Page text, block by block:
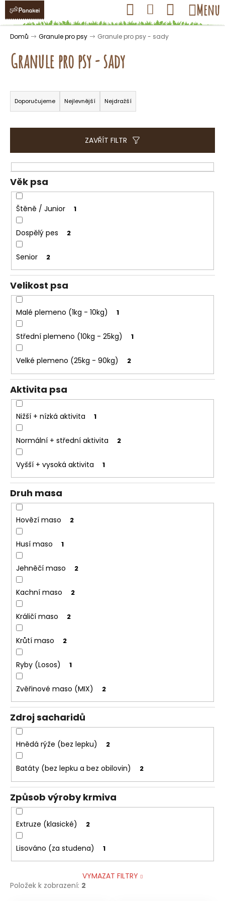
Přejít
obsah
Hledat Přihlášení
Nákupní
košík
Menu
Domů Granule pro psy Granule pro psy - sady
Granule pro psy - sady
Ř
a
z
e
í
p
r
o
d
u
k
ů
Doporučujeme Nejlevnější Nejdražší
ZAVŘÍT FILTR
Věk psa
Štěně / Junior 1
Dospělý pes 2
Senior 2
Velikost psa
Malé plemeno (1kg - 10kg) 1
Střední plemeno (10kg - 25kg) 1
Velké plemeno (25kg - 90kg) 2
Aktivita psa
Nižší + nízká aktivita 1
Normální + střední aktivita 2
Vyšší + vysoká aktivita 1
Druh masa
Hovězí maso 2
Husí maso 1
Jehněčí maso 2
Kachní maso 2
Králičí maso 2
Krůtí maso 2
Ryby (Losos) 1
Zvěřinové maso (MIX) 2
Zdroj sacharidů
Hnědá rýže (bez lepku) 2
Batáty (bez lepku a bez obilovin) 2
Způsob výroby krmiva
Extruze (klasické) 2
Lisováno (za studena) 1
VYMAZAT FILTRY
Položek k zobrazení: 2
K
o Zpět
Zpět
C
o
t
ř
e
b
u
e
e
n
a
j
?
D
o
p
o
u
č
u
m